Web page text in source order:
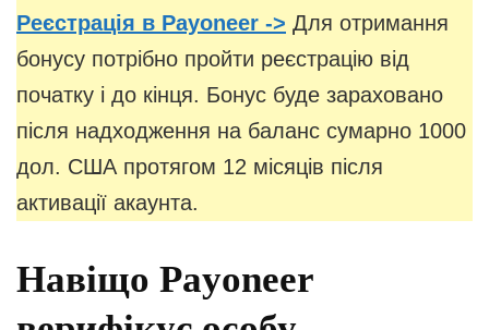
Реєстрація в Payoneer -> Для отримання
бонусу потрібно пройти реєстрацію від
початку і до кінця. Бонус буде зараховано
після надходження на баланс сумарно 1000
дол. США протягом 12 місяців після
активації акаунта.
Навіщо Payoneer